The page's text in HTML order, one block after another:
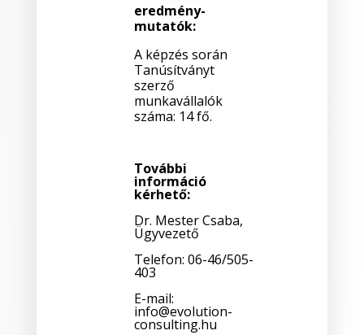
eredmény-
mutatók:
A képzés során
Tanúsítványt
szerző
munkavállalók
száma: 14 fő.
További
információ
kérhető:
Dr. Mester Csaba,
Ügyvezető
Telefon: 06-46/505-
403
E-mail:
info@evolution-
consulting.hu